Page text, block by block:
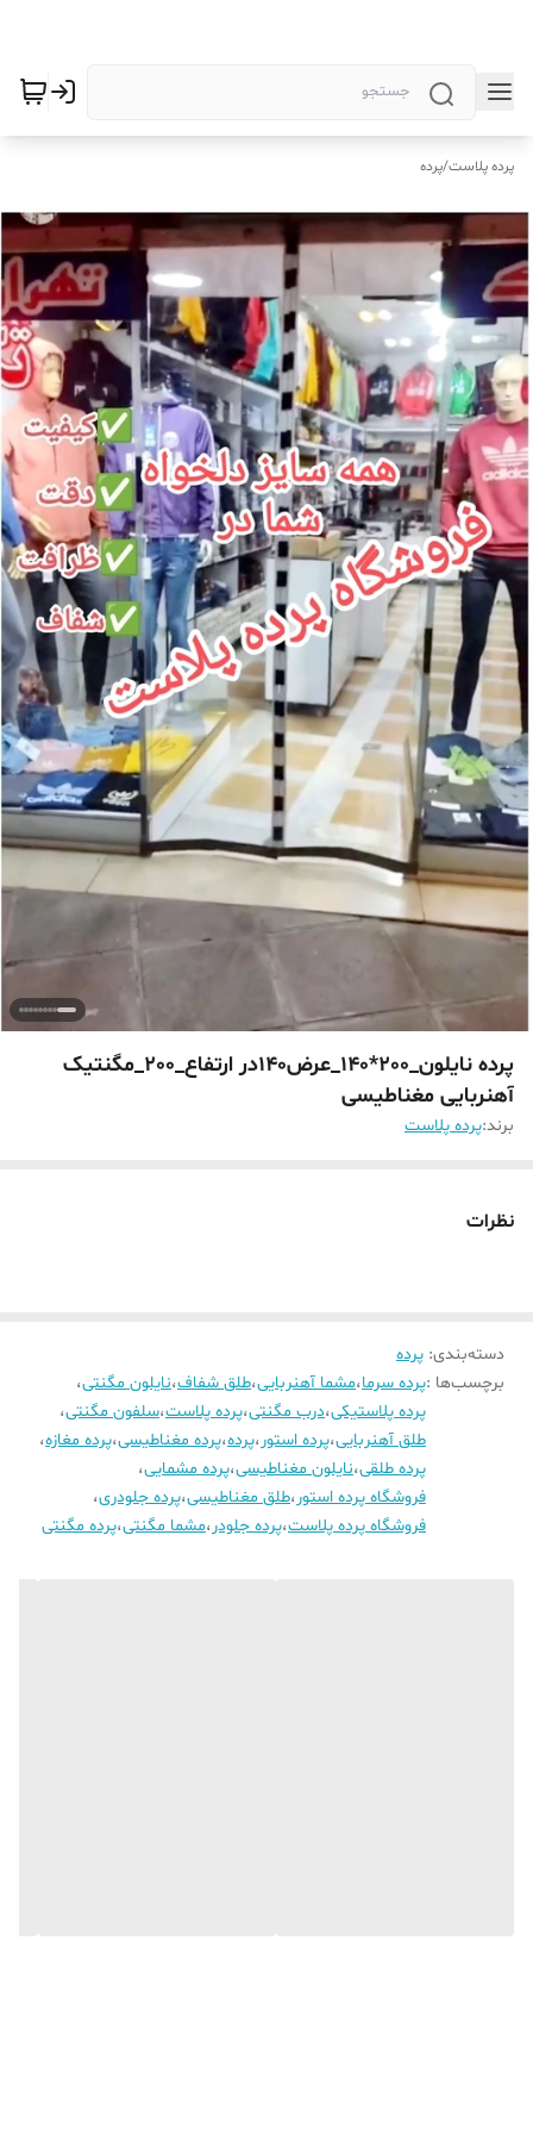
پرده پلاست/پرده
پرده نایلون_200*140_عرض140در ارتفاع_200_مگنتیک
آهنربایی مغناطیسی
برند:پرده پلاست
نظرات
دسته‌بندی: پرده
برچسب‌ها :پرده سرما،مشما آهنربایی،طلق شفاف،نایلون مگنتی،
پرده پلاستیکی،درب مگنتی،پرده پلاست،سلفون مگنتی،
طلق آهنربایی،پرده استور،پرده،پرده مغناطیسی،پرده مغازه،
پرده طلقی،نایلون مغناطیسی،پرده مشمایی،
فروشگاه پرده استور،طلق مغناطیسی،پرده جلودری،
فروشگاه پرده پلاست،پرده جلودر،مشما مگنتی،پرده مگنتی